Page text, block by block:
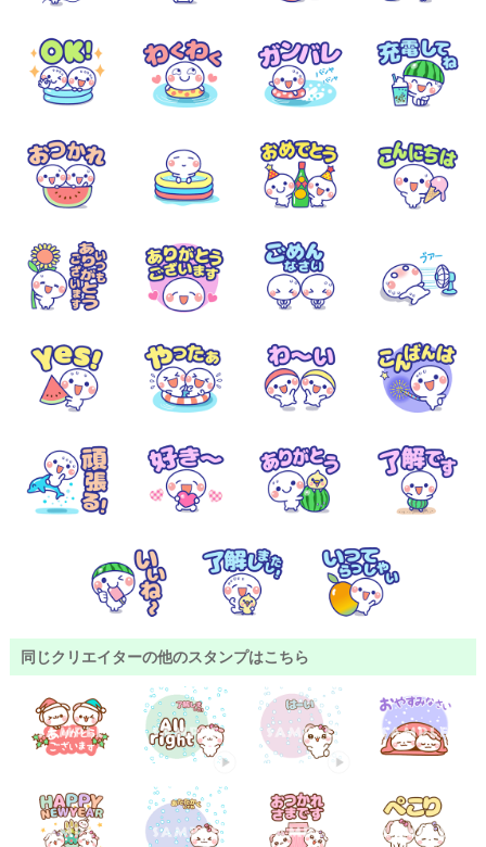
同じクリエイターの他のスタンプはこちら